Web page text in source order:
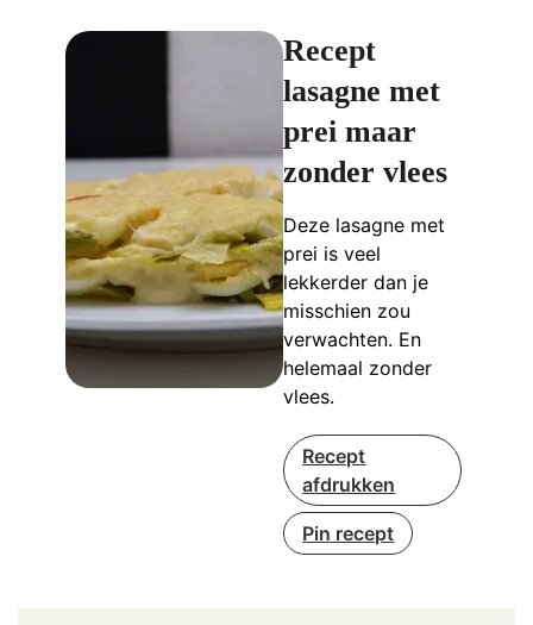
Recept
lasagne met
prei maar
zonder vlees
Deze lasagne met
prei is veel
lekkerder dan je
misschien zou
verwachten. En
helemaal zonder
vlees.
Recept
afdrukken
Pin recept